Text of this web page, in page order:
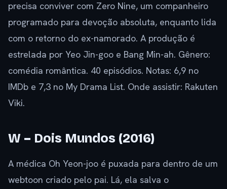
precisa conviver com Zero Nine, um companheiro
programado para devoção absoluta, enquanto lida
com o retorno do ex-namorado. A produção é
estrelada por Yeo Jin-goo e Bang Min-ah. Gênero:
comédia romântica. 40 episódios. Notas: 6,9 no
IMDb e 7,3 no My Drama List. Onde assistir: Rakuten
Viki.
W – Dois Mundos (2016)
A médica Oh Yeon-joo é puxada para dentro de um
webtoon criado pelo pai. Lá, ela salva o